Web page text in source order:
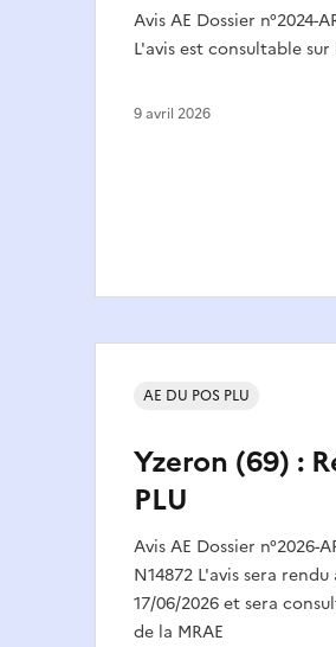
Avis AE Dossier n°2024-
L'avis est consultable sur
9 avril 2026
Yzeron (69) :
PLU
Avis AE Dossier n°2026-
N14872 L'avis sera
17/06/2026 et sera
de la MRAE
AE DU POS PLU